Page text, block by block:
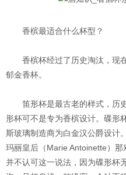
香槟最适合什么杯型？
香槟杯经过了历史淘汰，现在
郁金香杯。
笛形杯是最古老的样式，历
形杯可不是专为香槟设计。碟形
斯玻璃制造商为白金汉公爵设计
玛丽皇后（Marie Antoinette）
并不认可这一说法，因为碟形杯